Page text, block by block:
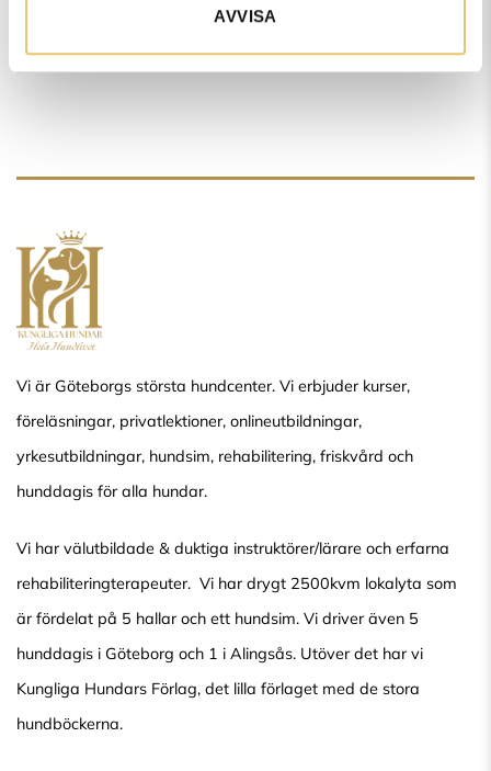
AVVISA
Vi är Göteborgs största hundcenter. Vi erbjuder kurser,
föreläsningar, privatlektioner, onlineutbildningar,
yrkesutbildningar, hundsim, rehabilitering, friskvård och
hunddagis för alla hundar.
Vi har välutbildade & duktiga instruktörer/lärare och erfarna
rehabiliteringterapeuter. Vi har drygt 2500kvm lokalyta som
är fördelat på 5 hallar och ett hundsim. Vi driver även 5
hunddagis i Göteborg och 1 i Alingsås. Utöver det har vi
Kungliga Hundars Förlag, det lilla förlaget med de stora
hundböckerna.